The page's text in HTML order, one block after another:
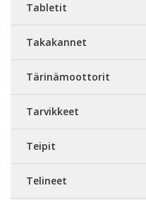
Tabletit
Takakannet
Tärinämoottorit
Tarvikkeet
Teipit
Telineet